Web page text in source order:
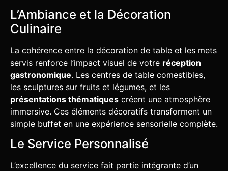
L’Ambiance et la Décoration
Culinaire
La cohérence entre la décoration de table et les mets
servis renforce l’impact visuel de votre réception
gastronomique. Les centres de table comestibles,
les sculptures sur fruits et légumes, et les
présentations thématiques créent une atmosphère
immersive. Ces éléments décoratifs transforment un
simple buffet en une expérience sensorielle complète.
Le Service Personnalisé
L’excellence du service fait partie intégrante d’un